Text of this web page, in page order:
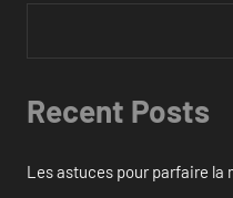
Recent Posts
Les astuces pour parfaire la